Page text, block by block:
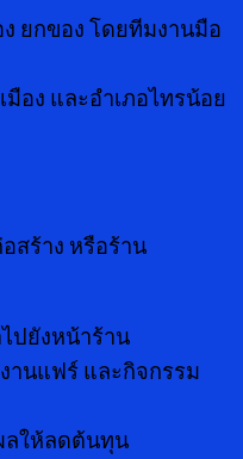
ยกของ โดยทีมงานมือ
อง และอำเภอไทรน้อย
สร้าง หรือร้าน
ปยังหน้าร้าน
านแฟร์ และกิจกรรม
ลให้ลดต้นทุน